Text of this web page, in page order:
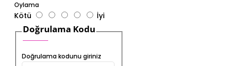
Oylama
Kötü İyi
Doğrulama Kodu
Doğrulama kodunu giriniz